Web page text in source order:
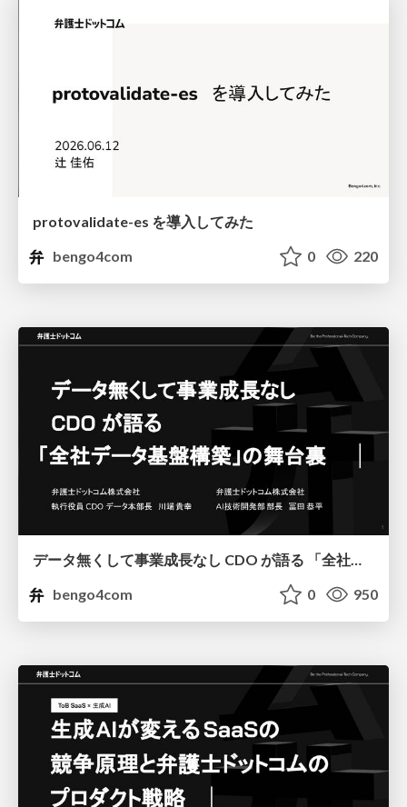
protovalidate-es を導入してみた
bengo4com
0 220
データ無くして事業成長なし CDO が語る 「全社データ基盤構築」の舞台裏
bengo4com
0 950